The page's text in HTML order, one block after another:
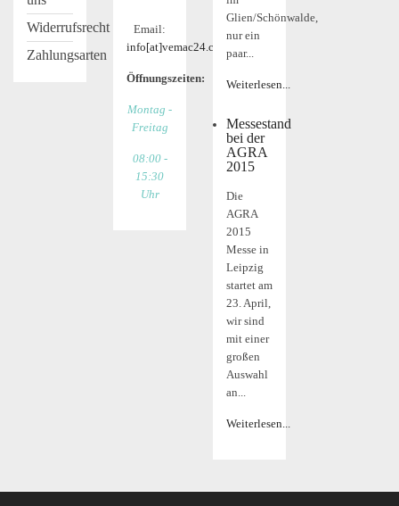
Widerrufsrecht
Zahlungsarten
Email:
info[at]vemac24.com
Öffnungszeiten:
Montag -
Freitag
08:00 -
15:30
Uhr
Glien/Schönwalde,
nur ein
paar...
Weiterlesen...
Messestand
bei der
AGRA
2015
Die
AGRA
2015
Messe in
Leipzig
startet am
23. April,
wir sind
mit einer
großen
Auswahl
an...
Weiterlesen...